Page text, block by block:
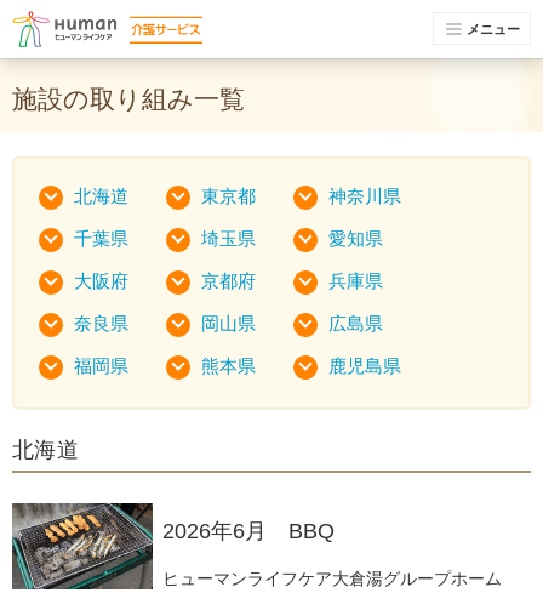
メニュー
施設の取り組み一覧
北海道 東京都 神奈川県
千葉県 埼玉県 愛知県
大阪府 京都府 兵庫県
奈良県 岡山県 広島県
福岡県 熊本県 鹿児島県
北海道
2026年6月 BBQ
ヒューマンライフケア大倉湯グループホーム